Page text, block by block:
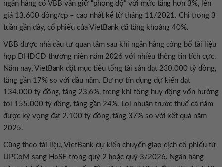
ngân hàng có VBB vẫn giữ “phong độ” với mức tăng hơn 3%, lên
giá 13.600 đồng/cp – cao nhất kể từ tháng 11/2021. Chỉ trong 3
tuần gần đây, cổ phiếu của VietBank đã tăng khoảng 40%.
VBB được nhà đầu tư quan tâm sau khi ngân hàng công bố tài liệu
họp ĐHĐCĐ thường niên năm 2026 với nhiều thông tin tích cực.
Năm nay, VietBank đặt mục tiêu tổng tài sản đạt 230.000 tỷ đồng,
tăng gần 17% so với đầu năm. Dư nợ tín dụng dự kiến đạt
134.000 tỷ đồng, tăng 23,6%, trong khi tổng huy động vốn hướng
tới 155.000 tỷ đồng, tăng gần 24%. Lợi nhuận trước thuế cả năm
được kỳ vọng đạt 2.100 tỷ đồng, tăng 37% so với kết quả năm
2025.
Cũng theo tài liệu, VietBank dự kiến chuyển giao dịch cổ phiếu từ
UPCoM sang HoSE trong quý 2 hoặc quý 3/2026. Ngân hàng